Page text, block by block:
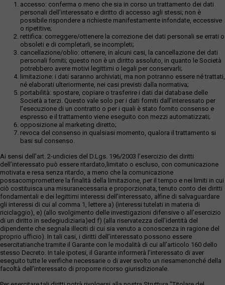
accesso: conferma o meno che sia in corso un trattamento dei dati
personali dell’interessato e diritto di accesso agli stessi; non è
possibile rispondere a richieste manifestamente infondate, eccessive
o ripetitive;
rettifica: correggere/ottenere la correzione dei dati personali se errati o
obsoleti e di completarli, se incompleti;
cancellazione/oblio: ottenere, in alcuni casi, la cancellazione dei dati
personali forniti; questo non è un diritto assoluto, in quanto le Società
potrebbero avere motivi legittimi o legali per conservarli;
limitazione: i dati saranno archiviati, ma non potranno essere né trattati,
né elaborati ulteriormente, nei casi previsti dalla normativa;
portabilità: spostare, copiare o trasferire i dati dai database delle
Società a terzi. Questo vale solo per i dati forniti dall’interessato per
l’esecuzione di un contratto o per i quali è stato fornito consenso e
espresso e il trattamento viene eseguito con mezzi automatizzati;
opposizione al marketing diretto;
revoca del consenso in qualsiasi momento, qualora il trattamento si
basi sul consenso.
Ai sensi dell’art. 2-undicies del D.Lgs. 196/2003 l’esercizio dei diritti
dell’interessato può essere ritardato,limitato o escluso, con comunicazione
motivata e resa senza ritardo, a meno che la comunicazione
possacompromettere la finalità della limitazione, per il tempo e nei limiti in cui
ciò costituisca una misuranecessaria e proporzionata, tenuto conto dei diritti
fondamentali e dei legittimi interessi dell’interessato, alfine di salvaguardare
gli interessi di cui al comma 1, lettere a) (interessi tutelati in materia di
riciclaggio), e) (allo svolgimento delle investigazioni difensive o all’esercizio
di un diritto in sedegiudiziaria)ed f) (alla riservatezza dell’identità del
dipendente che segnala illeciti di cui sia venuto a conoscenza in ragione del
proprio ufficio). In tali casi, i diritti dell’interessato possono essere
esercitatianche tramite il Garante con le modalità di cui all’articolo 160 dello
stesso Decreto. In tale ipotesi, il Garante informerà l’interessato di aver
eseguito tutte le verifiche necessarie o di aver svolto un riesamenonché della
facoltà dell’interessato di proporre ricorso giurisdizionale.